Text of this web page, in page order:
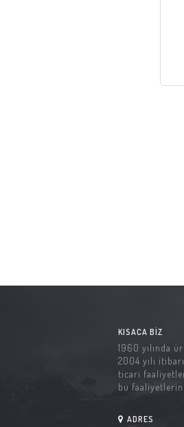
1960 yılında
2004 yılı
ticari
bu
Çerkesli OSB